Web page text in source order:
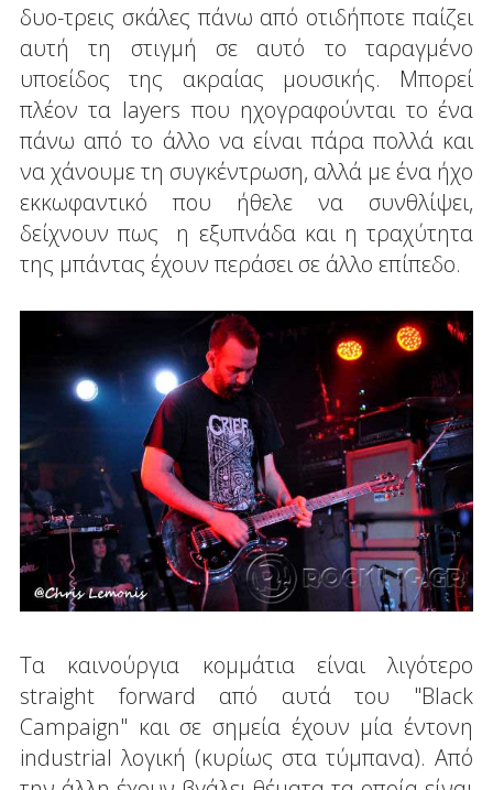
δυο-τρεις σκάλες πάνω από οτιδήποτε παίζει
αυτή τη στιγμή σε αυτό το ταραγμένο
υποείδος της ακραίας μουσικής. Μπορεί
πλέον τα layers που ηχογραφούνται το ένα
πάνω από το άλλο να είναι πάρα πολλά και
να χάνουμε τη συγκέντρωση, αλλά με ένα ήχο
εκκωφαντικό που ήθελε να συνθλίψει,
δείχνουν πως η εξυπνάδα και η τραχύτητα
της μπάντας έχουν περάσει σε άλλο επίπεδο.
Τα καινούργια κομμάτια είναι λιγότερο
straight forward από αυτά του "Black
Campaign" και σε σημεία έχουν μία έντονη
industrial λογική (κυρίως στα τύμπανα). Από